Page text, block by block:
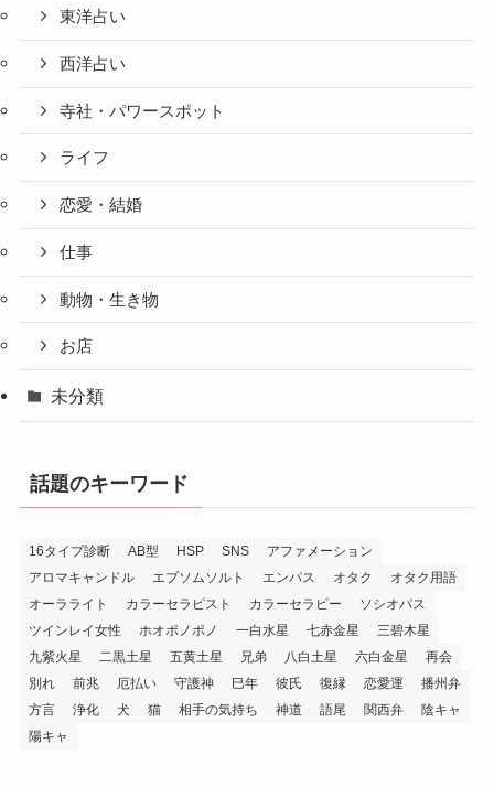
東洋占い
西洋占い
寺社・パワースポット
ライフ
恋愛・結婚
仕事
動物・生き物
お店
未分類
話題のキーワード
16タイプ診断 AB型 HSP SNS
アファメーション
アロマキャンドル
エプソムソルト エンパス オタク
オタク用語
オーラライト
カラーセラピスト カラーセラピー
ソシオパス
ツインレイ女性
ホオポノポノ 一白水星 七赤金星
三碧木星
九紫火星
二黒土星 五黄土星 兄弟 八白土星 六白金星
再会
別れ
前兆 厄払い 守護神 巳年 彼氏 復縁 恋愛運
播州弁
方言
浄化 犬 猫 相手の気持ち 神道 語尾 関西弁
陰キャ
陽キャ